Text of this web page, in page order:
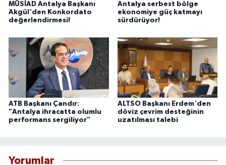
MÜSİAD Antalya Başkanı
Akgül'den Konkordato
değerlendirmesi!
Antalya serbest bölge
ekonomiye güç katmayı
sürdürüyor!
ATB Başkanı Çandır:
"Antalya ihracatta olumlu
performans sergiliyor"
ALTSO Başkanı Erdem'den
döviz çevrim desteğinin
uzatılması talebi
Yorumlar